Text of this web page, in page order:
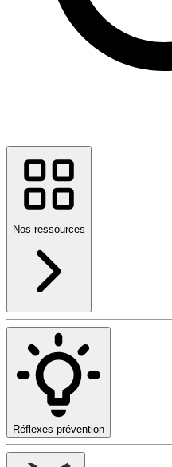
Nos ressources
Réflexes prévention